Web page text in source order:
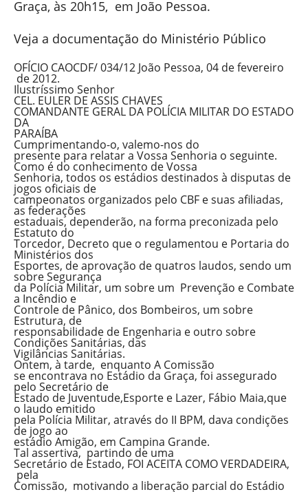
Graça, às 20h15, em João Pessoa.
Veja a documentação do Ministério Público
OFÍCIO CAOCDF/ 034/12 João Pessoa, 04 de fevereiro
de 2012.
Ilustríssimo Senhor
CEL. EULER DE ASSIS CHAVES
COMANDANTE GERAL DA POLÍCIA MILITAR DO ESTADO
DA
PARAÍBA
Cumprimentando-o, valemo-nos do
presente para relatar a Vossa Senhoria o seguinte.
Como é do conhecimento de Vossa
Senhoria, todos os estádios destinados à disputas de
jogos oficiais de
campeonatos organizados pelo CBF e suas afiliadas,
as federações
estaduais, dependerão, na forma preconizada pelo
Estatuto do
Torcedor, Decreto que o regulamentou e Portaria do
Ministérios dos
Esportes, de aprovação de quatros laudos, sendo um
sobre Segurança
da Polícia Militar, um sobre um Prevenção e Combate
a Incêndio e
Controle de Pânico, dos Bombeiros, um sobre
Estrutura, de
responsabilidade de Engenharia e outro sobre
Condições Sanitárias, das
Vigilâncias Sanitárias.
Ontem, à tarde, enquanto A Comissão
se encontrava no Estádio da Graça, foi assegurado
pelo Secretário de
Estado de Juventude,Esporte e Lazer, Fábio Maia,que
o laudo emitido
pela Polícia Militar, através do II BPM, dava condições
de jogo ao
estádio Amigão, em Campina Grande.
Tal assertiva, partindo de uma
Secretário de Estado, FOI ACEITA COMO VERDADEIRA,
pela
Comissão, motivando a liberação parcial do Estádio